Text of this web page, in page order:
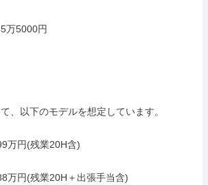
万5000円
、以下のモデルを想定しています。
万円(残業20H含)
万円(残業20H＋出張手当含)